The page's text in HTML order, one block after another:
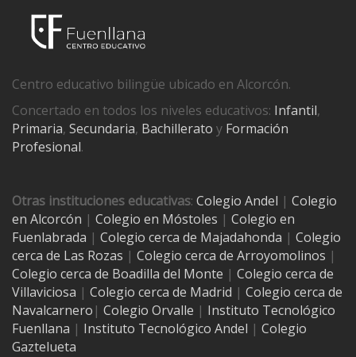
Centro educativo bilingüe ubicado en Alcorcón.
Concertado en todos los niveles educativos: Infantil,
Primaria, Secundaria, Bachillerato y Formación
Profesional.
Otras instituciones educativas: Colegio Andel | Colegio
en Alcorcón | Colegio en Móstoles | Colegio en
Fuenlabrada | Colegio cerca de Majadahonda | Colegio
cerca de Las Rozas | Colegio cerca de Arroyomolinos |
Colegio cerca de Boadilla del Monte | Colegio cerca de
Villaviciosa | Colegio cerca de Madrid | Colegio cerca de
Navalcarnero | Colegio Orvalle | Instituto Tecnológico
Fuenllana | Instituto Tecnológico Andel | Colegio
Gaztelueta